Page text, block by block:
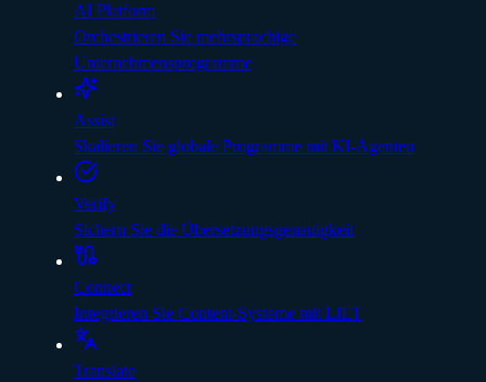
AI Platform
Orchestrieren Sie mehrsprachige
Unternehmensprogramme
Assist
Skalieren Sie globale Programme mit KI-Agenten
Verify
Sichern Sie die Übersetzungsgenauigkeit
Connect
Integrieren Sie Content-Systeme mit LILT
Translate